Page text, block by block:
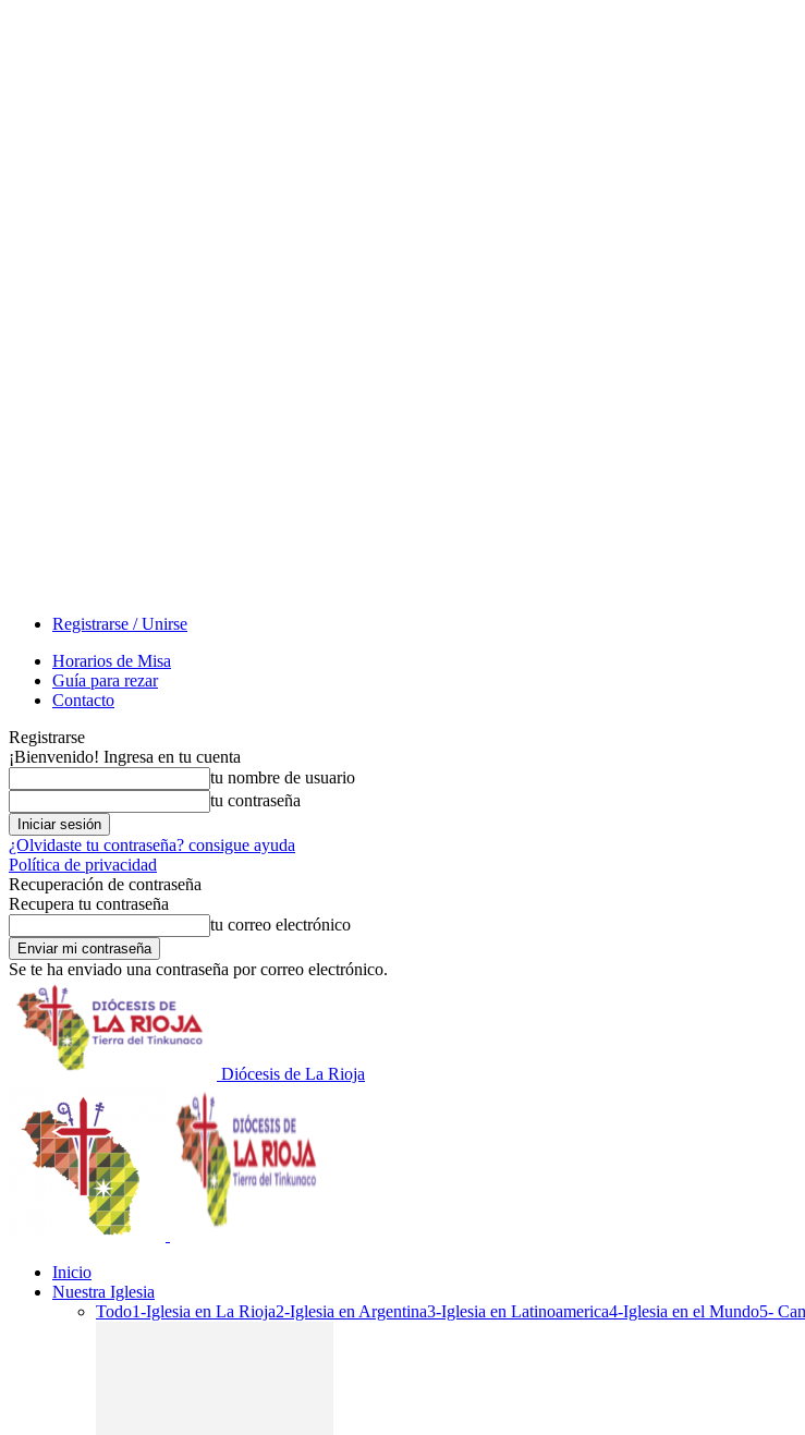
Registrarse / Unirse
Horarios de Misa
Guía para rezar
Contacto
Registrarse
¡Bienvenido! Ingresa en tu cuenta
tu nombre de usuario
tu contraseña
¿Olvidaste tu contraseña? consigue ayuda
Política de privacidad
Recuperación de contraseña
Recupera tu contraseña
tu correo electrónico
Se te ha enviado una contraseña por correo electrónico.
Diócesis de La Rioja
Inicio
Nuestra Iglesia
Todo1-Iglesia en La Rioja2-Iglesia en Argentina3-Iglesia en Latinoamerica4-Iglesia en el Mundo5-